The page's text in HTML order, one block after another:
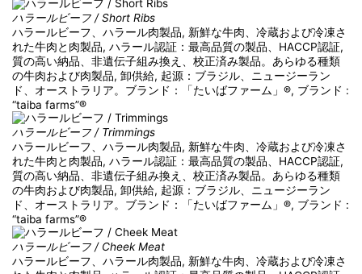
ハラールビーフ / Short Ribs
ハラールビーフ、ハラール肉製品, 新鮮な牛肉、冷蔵および冷凍さ
れた牛肉と肉製品, ハラール認証：最高品質の製品、HACCP認証,
質の高い納品、非遺伝子組み換え、校正済み製品。あらゆる種類
の牛肉および肉製品, 卸供給, 起源：ブラジル、ニュージーラン
ド、オーストラリア。ブランド：「たいばファーム」®, ブランド :
“taiba farms”®
ハラールビーフ / Trimmings
ハラールビーフ、ハラール肉製品, 新鮮な牛肉、冷蔵および冷凍さ
れた牛肉と肉製品, ハラール認証：最高品質の製品、HACCP認証,
質の高い納品、非遺伝子組み換え、校正済み製品。あらゆる種類
の牛肉および肉製品, 卸供給, 起源：ブラジル、ニュージーラン
ド、オーストラリア。ブランド：「たいばファーム」®, ブランド :
“taiba farms”®
ハラールビーフ / Cheek Meat
ハラールビーフ、ハラール肉製品, 新鮮な牛肉、冷蔵および冷凍さ